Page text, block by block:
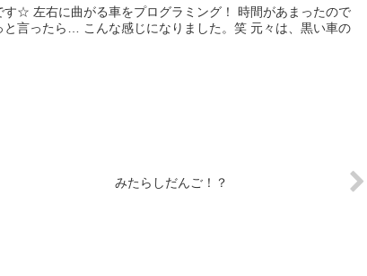
☆ 左右に曲がる車をプログラミング！ 時間があまったので
と言ったら… こんな感じになりました。笑 元々は、黒い車の
みたらしだんご！？